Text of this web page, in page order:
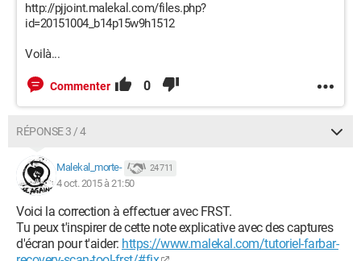
http://pjjoint.malekal.com/files.php?
id=20151004_b14p15w9h1512
Voilà...
Commenter 0
RÉPONSE 3 / 4
Malekal_morte- 24 711
4 oct. 2015 à 21:50
Voici la correction à effectuer avec FRST.
Tu peux t'inspirer de cette note explicative avec des captures
d'écran pour t'aider: https://www.malekal.com/tutoriel-farbar-